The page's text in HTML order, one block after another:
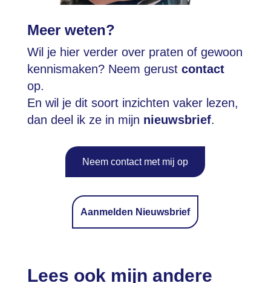
Meer weten?
Wil je hier verder over praten of gewoon
kennismaken? Neem gerust contact
op.
En wil je dit soort inzichten vaker lezen,
dan deel ik ze in mijn nieuwsbrief.
Neem contact met mij op
Aanmelden Nieuwsbrief
Lees ook mijn andere